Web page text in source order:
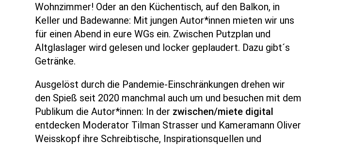
Wohnzimmer! Oder an den Küchentisch, auf den Balkon, in
Keller und Badewanne: Mit jungen Autor*innen mieten wir uns
für einen Abend in eure WGs ein. Zwischen Putzplan und
Altglaslager wird gelesen und locker geplaudert. Dazu gibt´s
Getränke.
Ausgelöst durch die Pandemie-Einschränkungen drehen wir
den Spieß seit 2020 manchmal auch um und besuchen mit dem
Publikum die Autor*innen: In der zwischen/miete digital
entdecken Moderator Tilman Strasser und Kameramann Oliver
Weisskopf ihre Schreibtische, Inspirationsquellen und